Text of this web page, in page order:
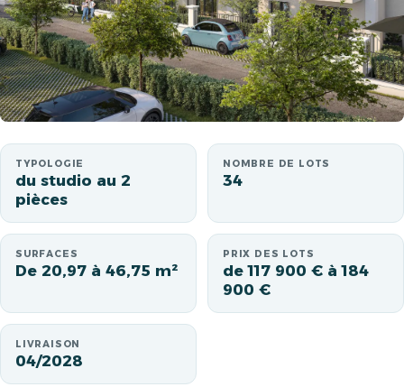
TYPOLOGIE
du studio au 2
pièces
NOMBRE DE LOTS
34
SURFACES
De 20,97 à 46,75 m²
PRIX DES LOTS
de 117 900 € à 184
900 €
LIVRAISON
04/2028